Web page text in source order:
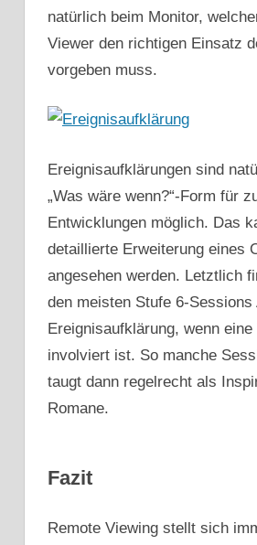
natürlich beim Monitor,
Viewer den richtigen Einsatz
vorgeben muss.
Ereignisaufklärungen sind
„Was wäre wenn?“-Form für
Entwicklungen möglich. Das
detaillierte Erweiterung eines
angesehen werden. Letztlich
den meisten Stufe 6-Sessions
Ereignisaufklärung, wenn eine
involviert ist. So manche
taugt dann regelrecht als
Romane.
Fazit
Remote Viewing stellt sich